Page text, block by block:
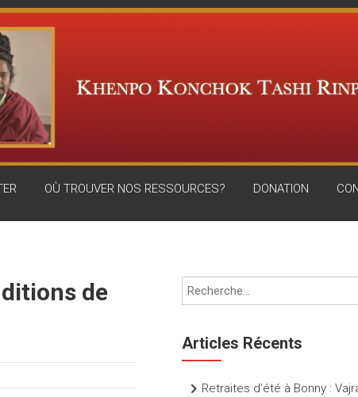
OÙ TROUVER NOS RESSOURCES? DONATION
de
Articles Récents
Retraites d’été à Bonny :